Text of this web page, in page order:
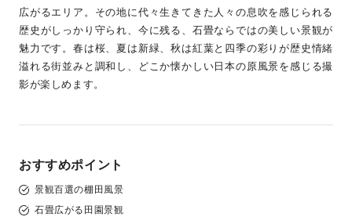
広がるエリア。その地に代々生きてきた人々の息吹を感じられる
歴史がしっかり守られ、今に残る、石畳ならではの美しい景観が
魅力です。春は桜、夏は新緑、秋は紅葉と四季の彩りが歴史情緒
溢れる街並みと調和し、どこか懐かしい日本の原風景を感じる撮
影が楽しめます。
おすすめポイント
景観百選の棚田風景
石畳広がる田園景観